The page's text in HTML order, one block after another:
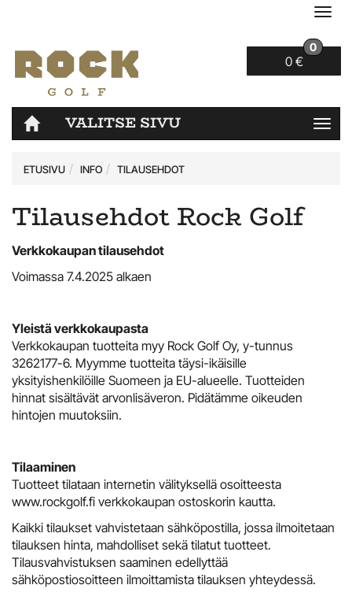
0 €
0
VALITSE SIVU
ETUSIVU INFO TILAUSEHDOT
Tilausehdot Rock Golf
Verkkokaupan tilausehdot
Voimassa 7.4.2025 alkaen
Yleistä verkkokaupasta
Verkkokaupan tuotteita myy Rock Golf Oy, y-tunnus
3262177-6. Myymme tuotteita täysi-ikäisille
yksityishenkilöille Suomeen ja EU-alueelle. Tuotteiden
hinnat sisältävät arvonlisäveron. Pidätämme oikeuden
hintojen muutoksiin.
Tilaaminen
Tuotteet tilataan internetin välityksellä osoitteesta
www.rockgolf.fi verkkokaupan ostoskorin kautta.
Kaikki tilaukset vahvistetaan sähköpostilla, jossa ilmoitetaan
tilauksen hinta, mahdolliset sekä tilatut tuotteet.
Tilausvahvistuksen saaminen edellyttää
sähköpostiosoitteen ilmoittamista tilauksen yhteydessä.